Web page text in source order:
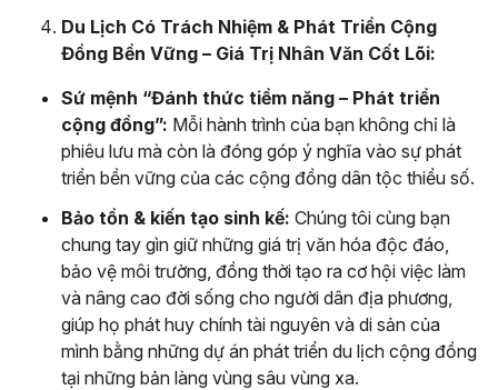
Du Lịch Có Trách Nhiệm & Phát Triển Cộng
Đồng Bền Vững – Giá Trị Nhân Văn Cốt Lõi:
Sứ mệnh “Đánh thức tiềm năng – Phát triển
cộng đồng”: Mỗi hành trình của bạn không chỉ là
phiêu lưu mà còn là đóng góp ý nghĩa vào sự phát
triển bền vững của các cộng đồng dân tộc thiểu số.
Bảo tồn & kiến tạo sinh kế: Chúng tôi cùng bạn
chung tay gìn giữ những giá trị văn hóa độc đáo,
bảo vệ môi trường, đồng thời tạo ra cơ hội việc làm
và nâng cao đời sống cho người dân địa phương,
giúp họ phát huy chính tài nguyên và di sản của
mình bằng những dự án phát triển du lịch cộng đồng
tại những bản làng vùng sâu vùng xa.